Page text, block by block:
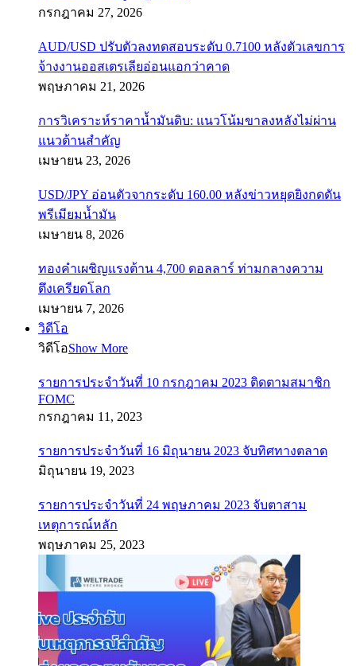
กรกฎาคม 27, 2026
AUD/USD ปรับตัวลงทดสอบระดับ 0.7100 หลังตัวเลขการ
จ้างงานออสเตรเลียอ่อนแอกว่าคาด
พฤษภาคม 21, 2026
การวิเคราะห์ราคาน้ำมันดิบ: แนวโน้มขาลงหลังไม่ผ่าน
แนวต้านสำคัญ
เมษายน 23, 2026
USD/JPY อ่อนตัวจากระดับ 160.00 หลังข่าวหยุดยิงกดดัน
พรีเมียมน้ำมัน
เมษายน 8, 2026
ทองคำเผชิญแรงต้าน 4,700 ดอลลาร์ ท่ามกลางความ
ตึงเครียดโลก
เมษายน 7, 2026
วิดีโอ
วิดีโอShow More
รายการประจำวันที่ 10 กรกฎาคม 2023 ติดตามสมาชิก
FOMC
กรกฎาคม 11, 2023
รายการประจำวันที่ 16 มิถุนายน 2023 จับทิศทางตลาด
มิถุนายน 19, 2023
รายการประจำวันที่ 24 พฤษภาคม 2023 จับตาสาม
เหตุการณ์หลัก
พฤษภาคม 25, 2023